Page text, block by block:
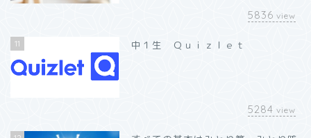
5836 view
11 中１生 Ｑｕｉｚｌｅｔ
5284 view